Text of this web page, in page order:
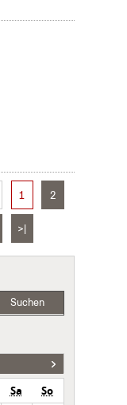
1 2
>|
Suchen
Sa
So